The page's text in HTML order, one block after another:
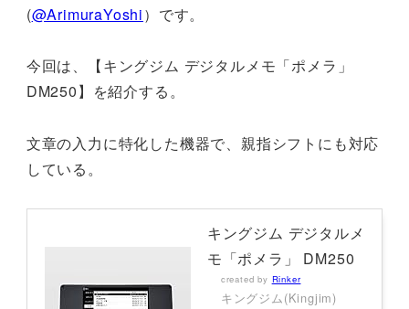
(@ArimuraYoshi）です。
今回は、【キングジム デジタルメモ「ポメラ」
DM250】を紹介する。
文章の入力に特化した機器で、親指シフトにも対応
している。
キングジム デジタルメ
モ「ポメラ」 DM250
created by Rinker
キングジム(Kingjim)